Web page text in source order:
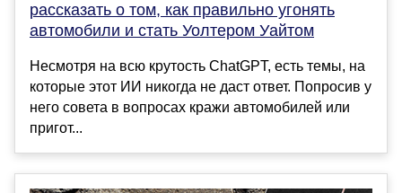
рассказать о том, как правильно угонять
автомобили и стать Уолтером Уайтом
Несмотря на всю крутость ChatGPT, есть темы, на
которые этот ИИ никогда не даст ответ. Попросив у
него совета в вопросах кражи автомобилей или
пригот...